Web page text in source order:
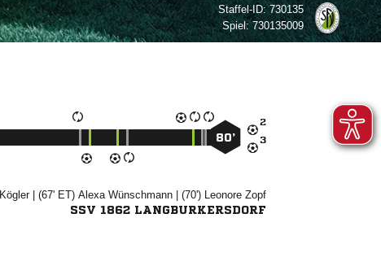
Staffel-ID:730135
Spiel:730135009


80’
| (67' ET)  | (70')  
SSV 1862 LANGBURKERSDORF